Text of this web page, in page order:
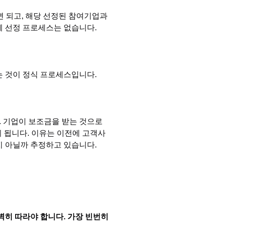
되고, 해당 선정된 참여기업과
선정 프로세스는 없습니다.
것이 정식 프로세스입니다.
업이 보조금을 받는 것으로
됩니다. 이유는 이전에 고객사
아닐까 추정하고 있습니다.
따라야 합니다. 가장 빈번히